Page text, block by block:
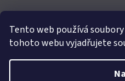
Tento web používá
tohoto webu vyjadřujete
Shoptet |